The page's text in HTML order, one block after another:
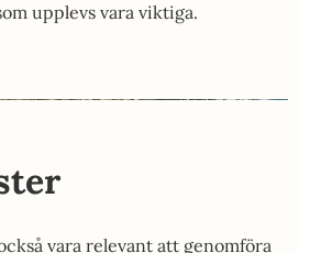
upplevs vara viktiga.
vara relevant att genomföra